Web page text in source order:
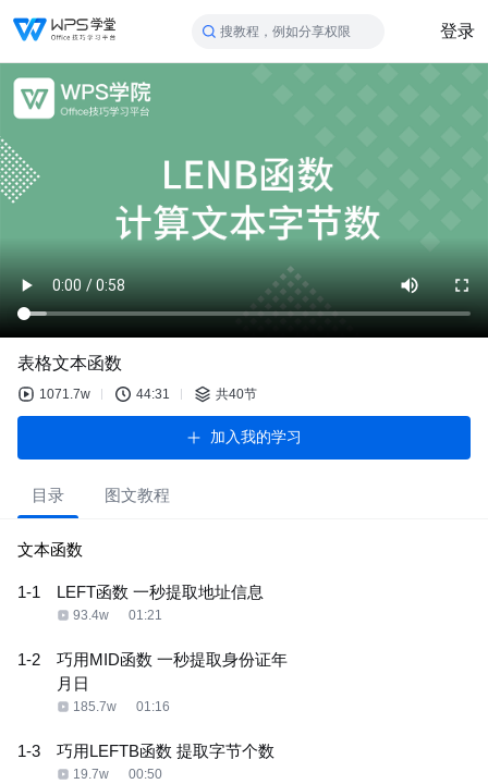
搜教程，例如分享权限 登录
表格文本函数
1071.7w 44:31 共40节
加入我的学习
目录 图文教程
文本函数
1-1 LEFT函数 一秒提取地址信息
93.4w 01:21
1-2
巧用MID函数 一秒提取身份证年
月日
185.7w 01:16
1-3 巧用LEFTB函数 提取字节个数
19.7w 00:50